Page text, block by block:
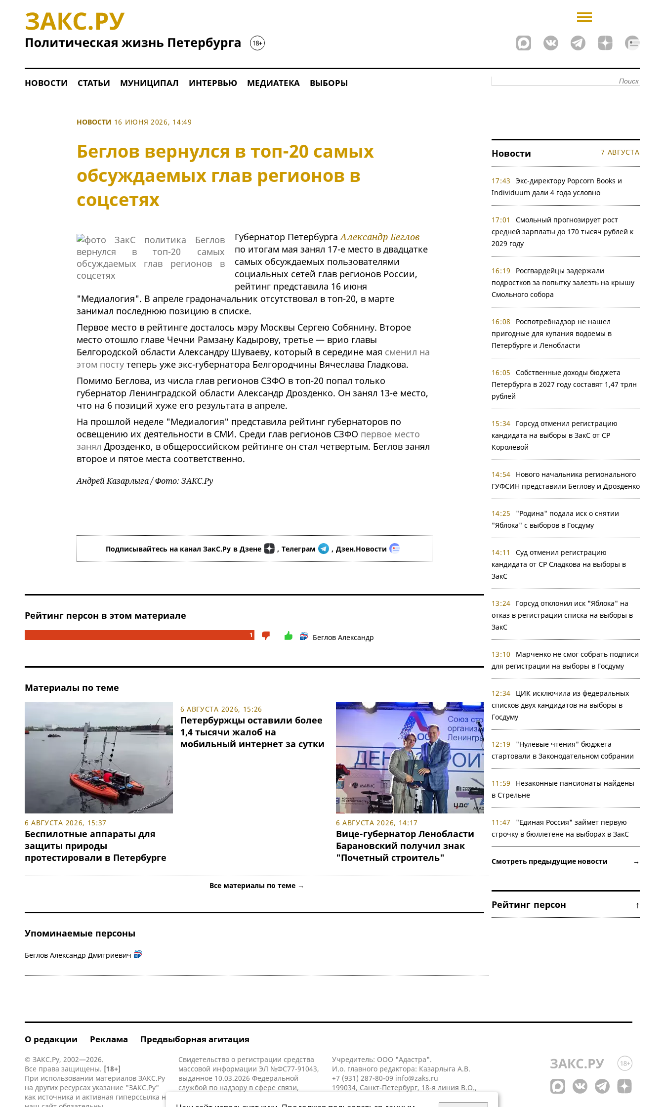
НОВОСТИ СТАТЬИ МУНИЦИПАЛ ИНТЕРВЬЮ МЕДИАТЕКА ВЫБОРЫ
НОВОСТИ 16 ИЮНЯ 2026, 14:49
Беглов вернулся в топ-20 самых
обсуждаемых глав регионов в
соцсетях
Губернатор ПетербургаАлександр Беглов
по итогам мая занял 17-е место в двадцатке
самых обсуждаемых пользователями
социальных сетей глав регионов России,
рейтинг представила 16 июня
"Медиалогия". В апреле градоначальник отсутствовал в топ-20, в марте
занимал последнюю позицию в списке.
Первое место в рейтинге досталось мэру Москвы Сергею Собянину. Второе
место отошло главе Чечни Рамзану Кадырову, третье — врио главы
Белгородской области Александру Шуваеву, который в середине мая сменил на
этом постутеперь уже экс-губернатора Белгородчины Вячеслава Гладкова.
Помимо Беглова, из числа глав регионов СЗФО в топ-20 попал только
губернатор Ленинградской области Александр Дрозденко. Он занял 13-е место,
что на 6 позиций хуже его результата в апреле.
На прошлой неделе "Медиалогия" представила рейтинг губернаторов по
освещению их деятельности в СМИ. Среди глав регионов СЗФО первое место
занял Дрозденко, в общероссийском рейтинге он стал четвертым. Беглов занял
второе и пятое места соответственно.
Андрей Казарлыга / Фото: ЗАКС.Ру
Подписывайтесь на канал ЗакС.Ру в Дзене , Телеграм , Дзен.Новости
Рейтинг персон в этом материале
1 Беглов Александр
Материалы по теме
6 АВГУСТА 2026, 15:37
Беспилотные аппараты для
защиты природы
протестировали в Петербурге
6 АВГУСТА 2026, 15:26
Петербуржцы оставили более
1,4 тысячи жалоб на
мобильный интернет за сутки
6 АВГУСТА 2026, 14:17
Вице-губернатор Ленобласти
Барановский получил знак
"Почетный строитель"
Все материалы по теме →
Упоминаемые персоны
Беглов Александр Дмитриевич
Новости 7 АВГУСТА
17:43
Экс-директору Popcorn Books и
Individuum дали 4 года условно
17:01
Смольный прогнозирует рост
средней зарплаты до 170 тысяч рублей к
2029 году
16:19
Росгвардейцы задержали
подростков за попытку залезть на крышу
Смольного собора
16:08
Роспотребнадзор не нашел
пригодные для купания водоемы в
Петербурге и Ленобласти
16:05
Собственные доходы бюджета
Петербурга в 2027 году составят 1,47 трлн
рублей
15:34
Горсуд отменил регистрацию
кандидата на выборы в ЗакС от СР
Королевой
14:54
Нового начальника регионального
ГУФСИН представили Беглову и Дрозденко
14:25
"Родина" подала иск о снятии
"Яблока" с выборов в Госдуму
14:11
Суд отменил регистрацию
кандидата от СР Сладкова на выборы в
ЗакС
13:24
Горсуд отклонил иск "Яблока" на
отказ в регистрации списка на выборы в
ЗакС
13:10
Марченко не смог собрать подписи
для регистрации на выборы в Госдуму
12:34
ЦИК исключила из федеральных
списков двух кандидатов на выборы в
Госдуму
12:19
"Нулевые чтения" бюджета
стартовали в Законодательном собрании
11:59
Незаконные пансионаты найдены
в Стрельне
11:47
"Единая Россия" займет первую
строчку в бюллетене на выборах в ЗакС
Смотреть предыдущие новости →
Рейтинг персон ↑
О редакции Реклама Предвыборная агитация
© ЗАКС.Ру, 2002—2026.
Все права защищены. [18+]
При использовании материалов ЗАКС.Ру
на других ресурсах указание "ЗАКС.Ру"
как источника и активная гиперссылка на
Свидетельство о регистрации средства
массовой информации ЭЛ №ФС77-91043,
выданное 10.03.2026 Федеральной
службой по надзору в сфере связи,
Учредитель: ООО "Адастра".
И.о. главного редактора: Казарлыга А.В.
+7 (931) 287-80-09 info@zaks.ru
199034, Санкт-Петербург, 18-я линия В.О.,